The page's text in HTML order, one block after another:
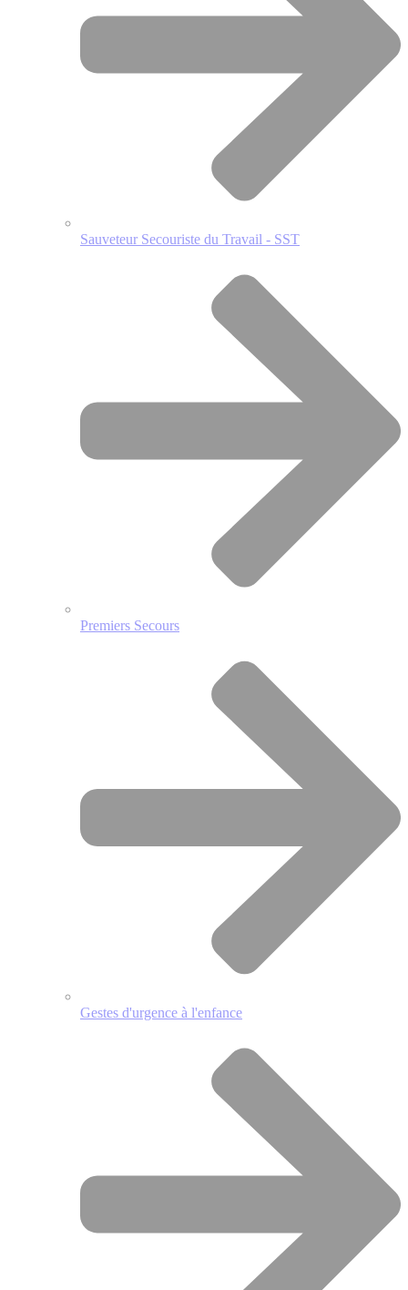
Sauveteur Secouriste du Travail - SST
Premiers Secours
Gestes d'urgence à l'enfance